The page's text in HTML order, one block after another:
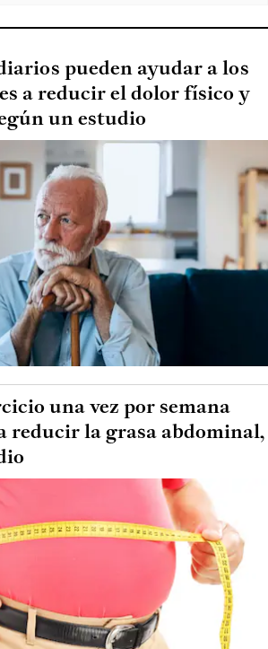
pueden ayudar a los
a reducir el dolor físico y
un estudio
una vez por semana
reducir la grasa abdominal,